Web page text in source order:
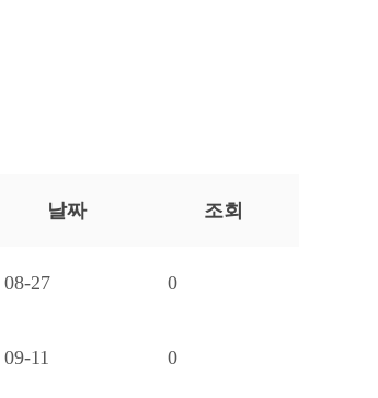
날짜 조회
08-27 0
09-11 0